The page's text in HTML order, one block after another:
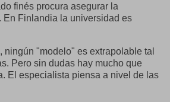
finés procura asegurar la
Finlandia la universidad es
ningún "modelo" es extrapolable tal
Pero sin dudas hay mucho que
El especialista piensa a nivel de las